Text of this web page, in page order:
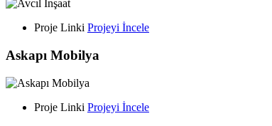
Proje Linki Projeyi İncele
Askapı Mobilya
Proje Linki Projeyi İncele